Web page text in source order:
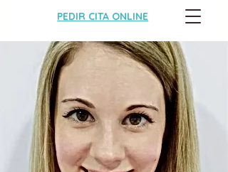
PEDIR CITA ONLINE